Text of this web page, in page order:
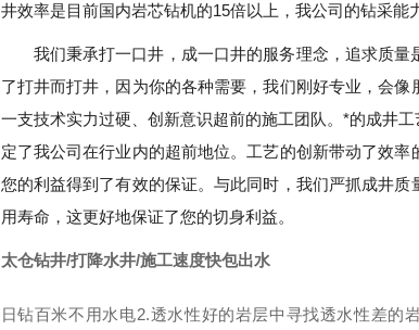
井效率是目前国内岩芯钻机的15倍以上，我公司的钻采能
我们秉承打一口井，成一口井的服务理念，追求质
了打井而打井，因为你的各种需要，我们刚好专业，会
一支技术实力过硬、创新意识超前的施工团队。*的成井
定了我公司在行业内的超前地位。工艺的创新带动了效
您的利益得到了有效的保证。与此同时，我们严抓成井
用寿命，这更好地保证了您的切身利益。
太仓钻井/打降水井/施工速度快包出水
日钻百米不用水电2.透水性好的岩层中寻找透水性差的